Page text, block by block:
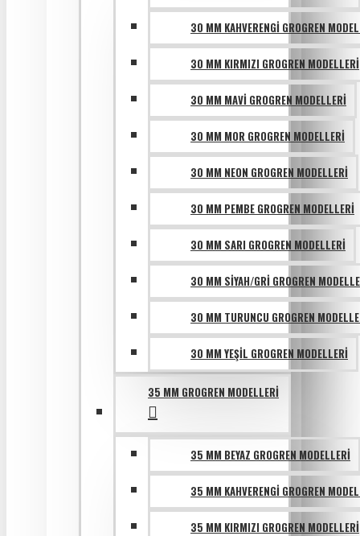
30 MM KAHVERENGI GROGREN
30 MM KIRMIZI GROGREN MODELLERI
30 MM MAVI GROGREN MODELLERI
30 MM MOR GROGREN MODELLERI
30 MM NEON GROGREN MODELLERI
30 MM PEMBE GROGREN MODELLERI
30 MM SARI GROGREN MODELLERI
30 MM SIYAH/GRI GROGREN
30 MM TURUNCU GROGREN
30 MM YEŞIL GROGREN MODELLERI
35 MM GROGREN MODELLERI
35 MM BEYAZ GROGREN MODELLERI
35 MM KAHVERENGI GROGREN
35 MM KIRMIZI GROGREN MODELLERI